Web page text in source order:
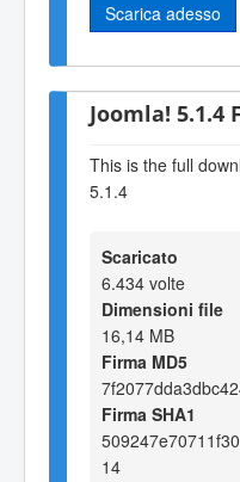
Scarica adesso
Joomla! 5.1.4
This is the full
5.1.4
Scaricato
6.434 volte
Dimensioni file
16,14 MB
Firma MD5
Firma SHA1
14